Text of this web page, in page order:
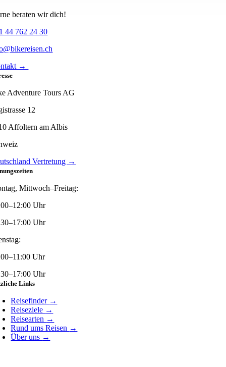
beraten wir dich!
44 762 24 30
→
Adventure Tours AG
12
Affoltern am Albis
Vertretung →
Mittwoch–Freitag:
Uhr
Uhr
Uhr
Uhr
Links
Reisefinder →
Reiseziele →
Reisearten →
Rund ums Reisen →
Über uns →